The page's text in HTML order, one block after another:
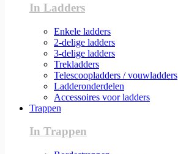
In Ladders
Enkele ladders
2-delige ladders
3-delige ladders
Trekladders
Telescoopladders / vouwladders
Ladderonderdelen
Accessoires voor ladders
Trappen
In Trappen